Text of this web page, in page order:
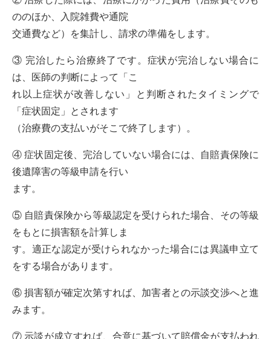
ののほか、入院雑費や通院
交通費など）を集計し、請求の準備をします。
③ 完治したら治療終了です。症状が完治しない場合に
は、医師の判断によって「こ
れ以上症状が改善しない」と判断されたタイミングで
「症状固定」とされます
（治療費の支払いがそこで終了します）。
④ 症状固定後、完治していない場合には、自賠責保険に
後遺障害の等級申請を行い
ます。
⑤ 自賠責保険から等級認定を受けられた場合、その等級
をもとに損害額を計算しま
す。適正な認定が受けられなかった場合には異議申立て
をする場合があります。
⑥ 損害額が確定次第すれば、加害者との示談交渉へと進
みます。
⑦ 示談が成立すれば、合意に基づいて賠償金が支払われ